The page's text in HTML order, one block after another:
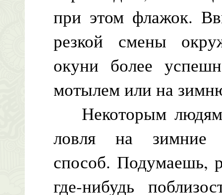
при этом флажок.
резкой смены
окуни более
мотылем или на
Некоторым людям
ловля на зимние
способ. Подумаешь,
где-нибудь